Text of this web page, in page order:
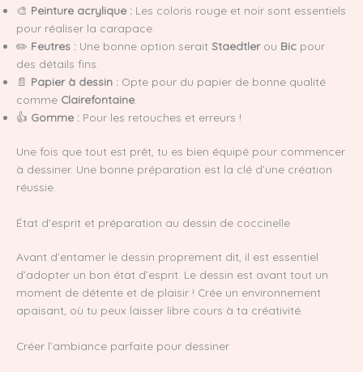
🎨 Peinture acrylique : Les coloris rouge et noir sont essentiels
pour réaliser la carapace.
✏️ Feutres : Une bonne option serait Staedtlerou Bic pour
des détails fins.
📄 Papier à dessin : Opte pour du papier de bonne qualité
comme Clairefontaine
👍 Gomme : Pour les retouches et erreurs !
Une fois que tout est prêt, tu es bien équipé pour commencer
à dessiner. Une bonne préparation est la clé d’une création
réussie.
État d’esprit et préparation au dessin de coccinelle
Avant d’entamer le dessin proprement dit, il est essentiel
d’adopter un bon état d’esprit. Le dessin est avant tout un
moment de détente et de plaisir ! Crée un environnement
apaisant, où tu peux laisser libre cours à ta créativité.
Créer l’ambiance parfaite pour dessiner